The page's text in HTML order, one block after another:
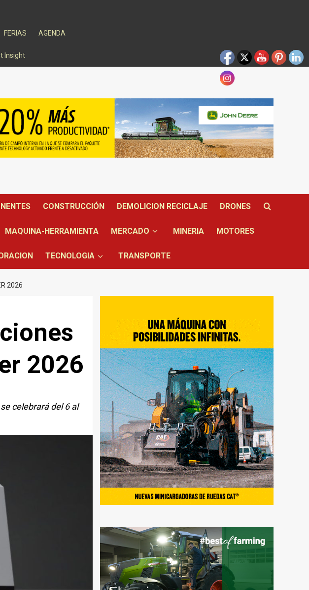
FERIAS AGENDA
Insight
CONSTRUCCIÓN DEMOLICION RECICLAJE DRONES
MAQUINA-HERRAMIENTA MERCADO MINERIA MOTORES
TECNOLOGIA TRANSPORTE
2026
2026
celebrará del 6 al